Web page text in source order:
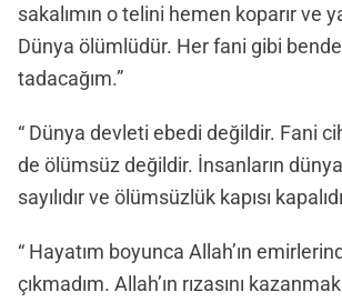
sakalımın o telini hemen koparır ve
Dünya ölümlüdür. Her fani gibi
tadacağım.”
“ Dünya devleti ebedi değildir. Fani
de ölümsüz değildir. İnsanların
sayılıdır ve ölümsüzlük kapısı
“ Hayatım boyunca Allah’ın
çıkmadım. Allah’ın rızasını